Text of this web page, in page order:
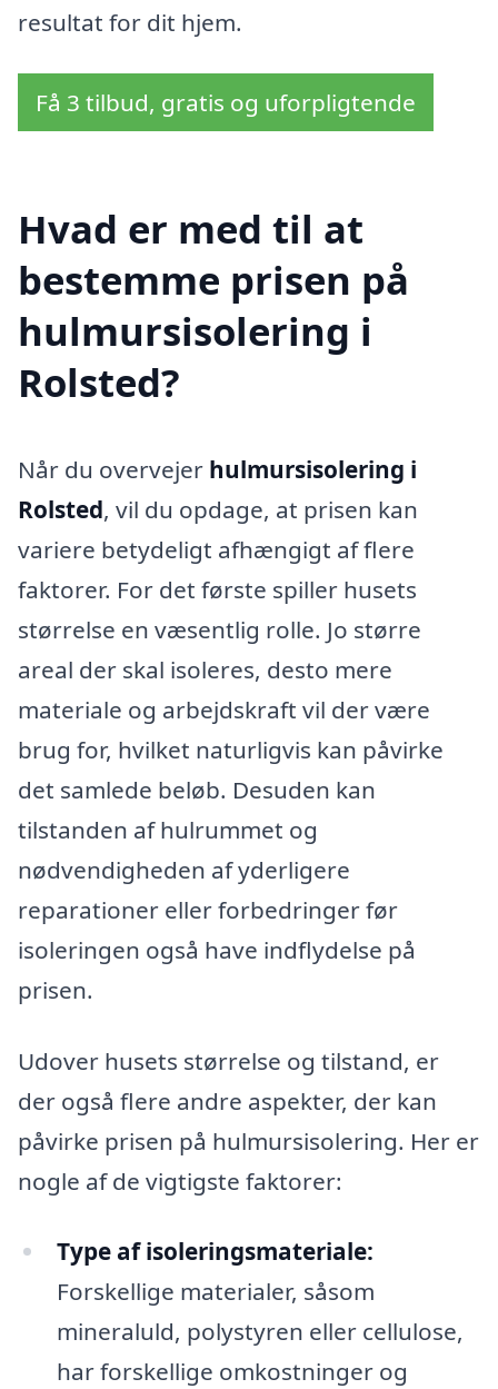
resultat for dit hjem.
Få 3 tilbud, gratis og uforpligtende
Hvad er med til at
bestemme prisen på
hulmursisolering i
Rolsted?
Når du overvejer hulmursisolering i
Rolsted, vil du opdage, at prisen kan
variere betydeligt afhængigt af flere
faktorer. For det første spiller husets
størrelse en væsentlig rolle. Jo større
areal der skal isoleres, desto mere
materiale og arbejdskraft vil der være
brug for, hvilket naturligvis kan påvirke
det samlede beløb. Desuden kan
tilstanden af hulrummet og
nødvendigheden af yderligere
reparationer eller forbedringer før
isoleringen også have indflydelse på
prisen.
Udover husets størrelse og tilstand, er
der også flere andre aspekter, der kan
påvirke prisen på hulmursisolering. Her er
nogle af de vigtigste faktorer:
Type af isoleringsmateriale:
Forskellige materialer, såsom
mineraluld, polystyren eller cellulose,
har forskellige omkostninger og